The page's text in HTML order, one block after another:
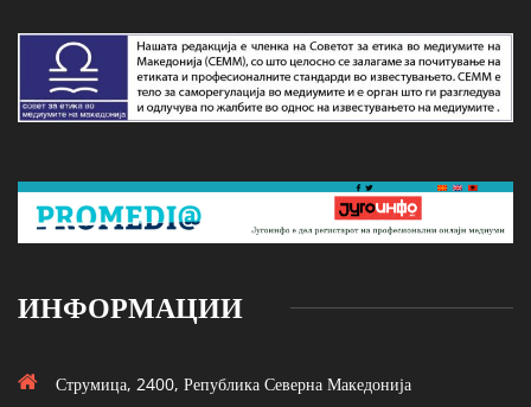
ИНФОРМАЦИИ
Струмица, 2400, Република Северна Македонија